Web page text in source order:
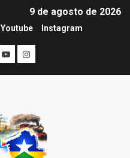
9 de agosto de 2026
Youtube Instagram